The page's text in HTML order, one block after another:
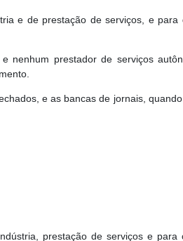
e de prestação de serviços, e para
nenhum prestador de serviços
e as bancas de jornais,
prestação de serviços e para